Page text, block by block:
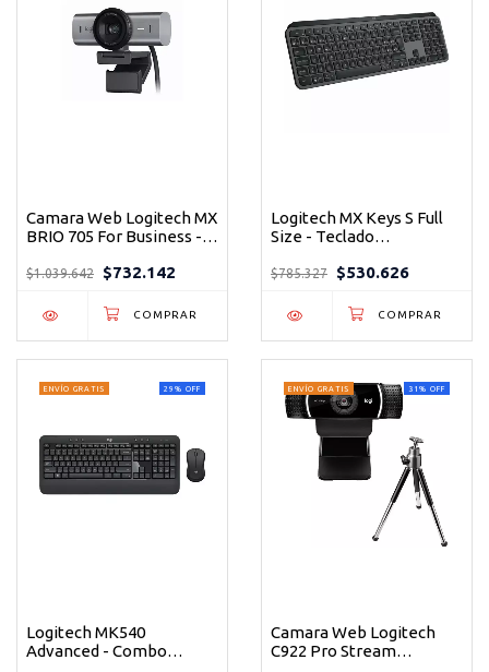
Camara Web Logitech MX
BRIO 705 For Business -
Profesional con IA para
$1.039.642 $732.142
Logitech MX Keys S Full
Size - Teclado
con Retroiluminación
$785.327 $530.626
29 % OFF
ENVÍO GRATIS
Logitech MK540
Advanced - Combo
31 % OFF
ENVÍO GRATIS
Camara Web Logitech
C922 Pro Stream